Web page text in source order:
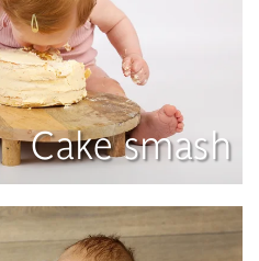
Cake smash